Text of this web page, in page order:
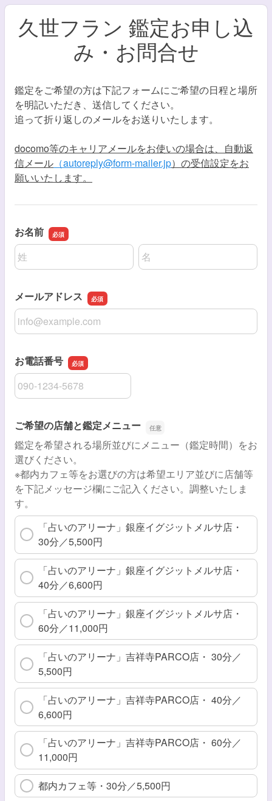
久世フラン 鑑定お申し込
み・お問合せ
鑑定をご希望の方は下記フォームにご希望の日程と場所
を明記いただき、送信してください。
追って折り返しのメールをお送りいたします。
docomo等のキャリアメールをお使いの場合は、自動返
信メール （autoreply@form-mailer.jp）の受信設定をお
願いいたします。
お名前
名前の姓
名前の名
メールアドレス
メールアドレス
お電話番号
お電話番号
ご希望の店舗と鑑定メニュー
鑑定を希望される場所並びにメニュー（鑑定時間）をお
選びください。
※都内カフェ等をお選びの方は希望エリア並びに店舗等
を下記メッセージ欄にご記入ください。調整いたしま
す。
「占いのアリーナ」銀座イグジットメルサ店・
30分／5,500円
「占いのアリーナ」銀座イグジットメルサ店・
40分／6,600円
「占いのアリーナ」銀座イグジットメルサ店・
60分／11,000円
「占いのアリーナ」吉祥寺PARCO店・ 30分／
5,500円
「占いのアリーナ」吉祥寺PARCO店・ 40分／
6,600円
「占いのアリーナ」吉祥寺PARCO店・ 60分／
11,000円
都内カフェ等・30分／5,500円